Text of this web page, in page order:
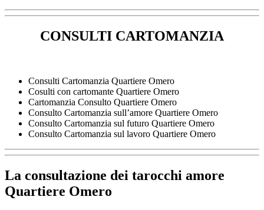
CONSULTI CARTOMANZIA
Consulti Cartomanzia Quartiere Omero
Cosulti con cartomante Quartiere Omero
Cartomanzia Consulto Quartiere Omero
Consulto Cartomanzia sull’amore Quartiere Omero
Consulto Cartomanzia sul futuro Quartiere Omero
Consulto Cartomanzia sul lavoro Quartiere Omero
La consultazione dei tarocchi amore
Quartiere Omero